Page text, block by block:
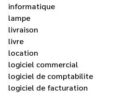
informatique
lampe
livraison
livre
location
logiciel commercial
logiciel de comptabilite
logiciel de facturation